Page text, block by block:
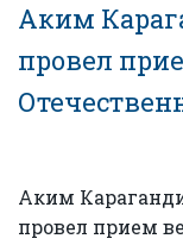
Аким
провел
Аким
провел прием